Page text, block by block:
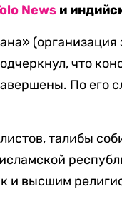
News и
что
По его
талибы
и высшим